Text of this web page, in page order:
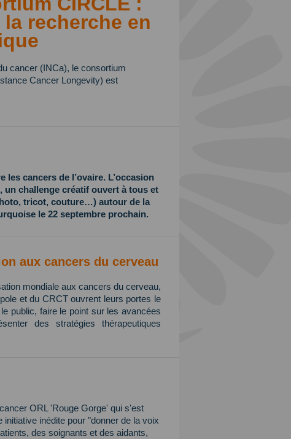
recherche en
cancer (INCa), le consortium
Cancer Longevity) est
les cancers de l’ovaire. L’occasion
un challenge créatif ouvert à tous et
tricot, couture…) autour de la
le 22 septembre prochain.
aux cancers du cerveau
mondiale aux cancers du cerveau,
et du CRCT ouvrent leurs portes le
public, faire le point sur les avancées
des stratégies thérapeutiques
ORL 'Rouge Gorge' qui s'est
inédite pour "donner de la voix
des soignants et des aidants,